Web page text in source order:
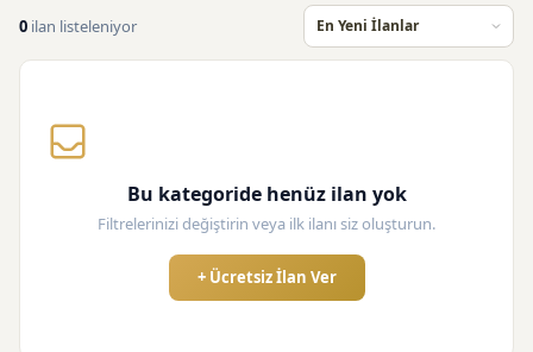
0 ilan listeleniyor
Bu kategoride henüz ilan yok
Filtrelerinizi değiştirin veya ilk ilanı siz oluşturun.
+ Ücretsiz İlan Ver